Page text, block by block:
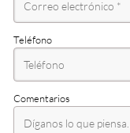
Teléfono
Comentarios